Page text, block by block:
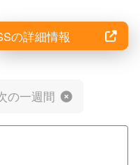
の詳細情報
の一週間